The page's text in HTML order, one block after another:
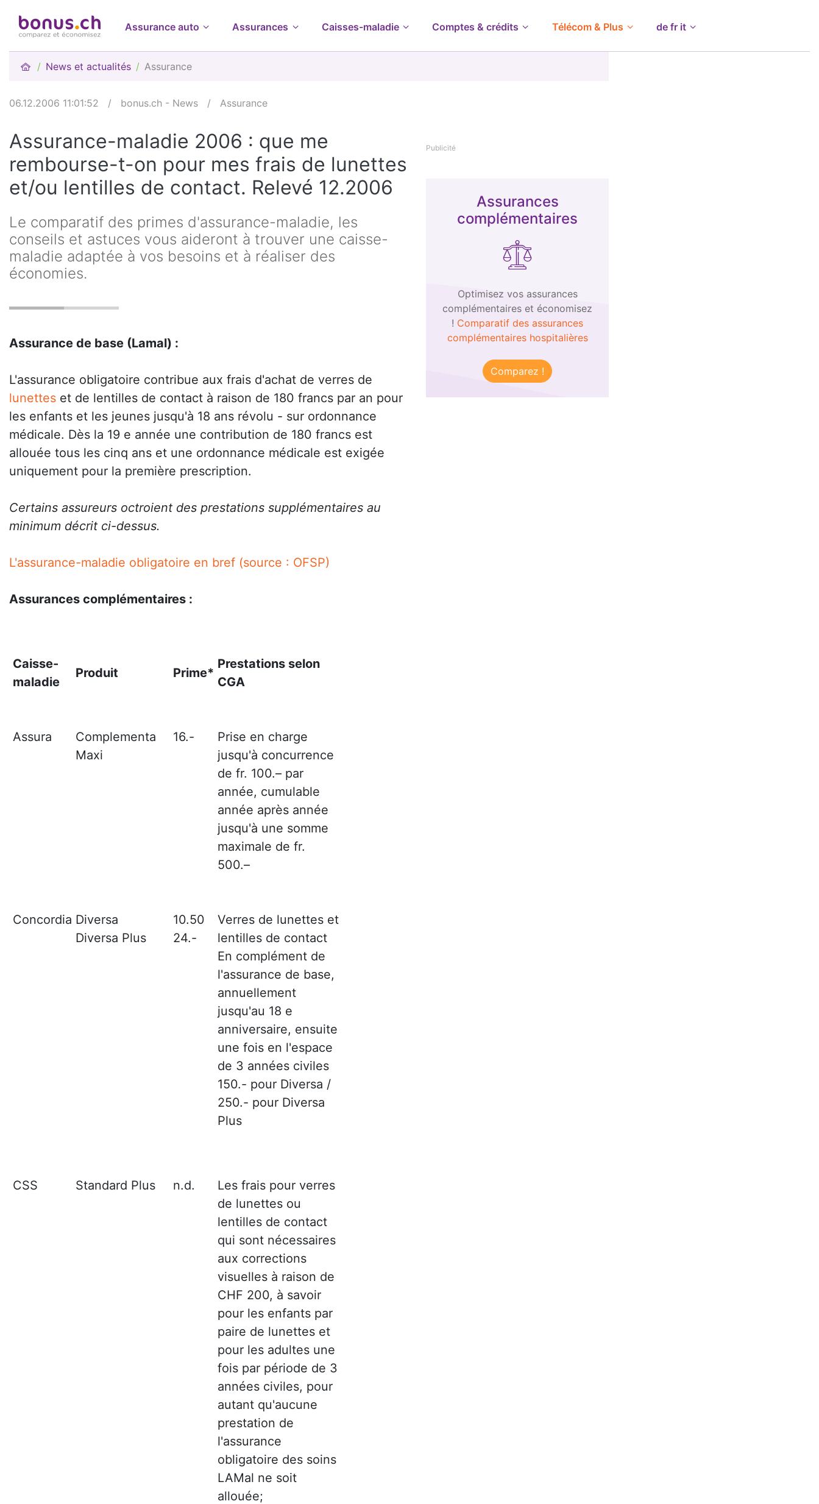
Assurance auto Assurances Caisses-maladie Comptes & crédits Télécom & Plus de fr it
News et actualités Assurance
06.12.2006 11:01:52 / bonus.ch - News / Assurance
Assurance-maladie 2006 : que me
rembourse-t-on pour mes frais de lunettes
et/ou lentilles de contact. Relevé 12.2006
Le comparatif des primes d'assurance-maladie, les
conseils et astuces vous aideront à trouver une caisse-
maladie adaptée à vos besoins et à réaliser des
économies.
Assurance de base (Lamal) :
L'assurance obligatoire contribue aux frais d'achat de verres de
lunettes et de lentilles de contact à raison de 180 francs par an pour
les enfants et les jeunes jusqu'à 18 ans révolu - sur ordonnance
médicale. Dès la 19 e année une contribution de 180 francs est
allouée tous les cinq ans et une ordonnance médicale est exigée
uniquement pour la première prescription.
Certains assureurs octroient des prestations supplémentaires au
minimum décrit ci-dessus.
L'assurance-maladie obligatoire en bref (source : OFSP)
Assurances complémentaires :
Caisse-
maladie
Produit Prime*
Prestations selon
CGA
Assura
Complementa
Maxi
16.-
Prise en charge
jusqu'à concurrence
de fr. 100.– par
année, cumulable
année après année
jusqu'à une somme
maximale de fr.
500.–
Concordia Diversa
Diversa Plus
10.50
24.-
Verres de lunettes et
lentilles de contact
En complément de
l'assurance de base,
annuellement
jusqu'au 18 e
anniversaire, ensuite
une fois en l'espace
de 3 années civiles
150.- pour Diversa /
250.- pour Diversa
Plus
CSS Standard Plus n.d.
Les frais pour verres
de lunettes ou
lentilles de contact
qui sont nécessaires
aux corrections
visuelles à raison de
CHF 200, à savoir
pour les enfants par
paire de lunettes et
pour les adultes une
fois par période de 3
années civiles, pour
autant qu'aucune
prestation de
l'assurance
obligatoire des soins
LAMal ne soit
allouée;
Publicité
Assurances
complémentaires
Optimisez vos assurances
complémentaires et économisez
! Comparatif des assurances
complémentaires hospitalières
Comparez !